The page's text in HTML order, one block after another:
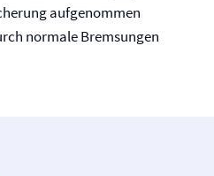
aufgenommen
normale Bremsungen